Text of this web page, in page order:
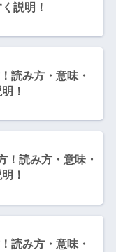
説明！
読み方・意味・
！
読み方・意味・
！
読み方・意味・